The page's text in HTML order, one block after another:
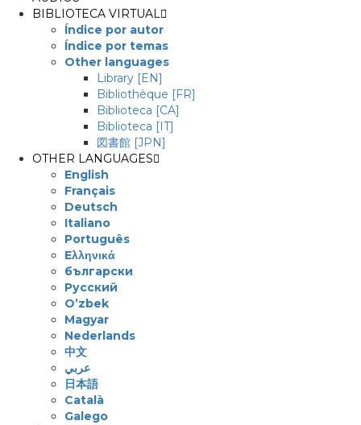
BIBLIOTECA VIRTUAL
Índice por autor
Índice por temas
Other languages
Library [EN]
Bibliothèque [FR]
Biblioteca [CA]
Biblioteca [IT]
図書館 [JPN]
OTHER LANGUAGES
English
Français
Deutsch
Italiano
Português
Eλληνικά
български
Русский
O’zbek
Magyar
Nederlands
中文
عربي
日本語
Català
Galego